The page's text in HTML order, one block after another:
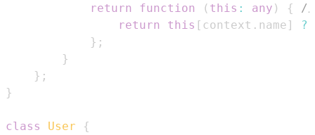
return
function ( this : any ) {
//
return
this [ context . name ]
??
} ;
}
} ;
}
class User
{